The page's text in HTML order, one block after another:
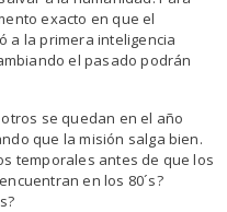
exacto en que el
a la primera inteligencia
el pasado podrán
se quedan en el año
que la misión salga bien.
temporales antes de que los
en los 80´s?